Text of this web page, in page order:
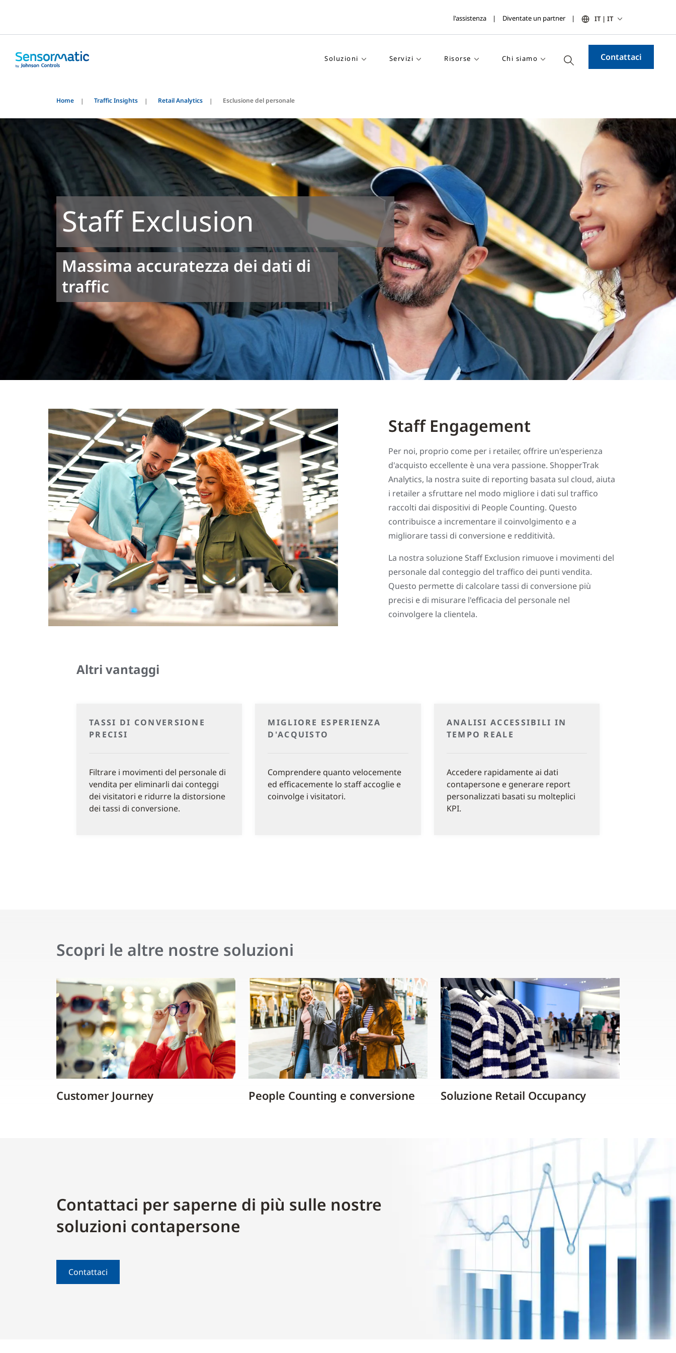
l'assistenza Diventate un partner IT | IT
Soluzioni Servizi Risorse Chi siamo Contattaci
Home Traffic Insights Retail Analytics Esclusione del personale
Staff Exclusion
Massima accuratezza dei dati di
traffic
Staff Engagement
Per noi, proprio come per i retailer, offrire un'esperienza
d'acquisto eccellente è una vera passione. ShopperTrak
Analytics, la nostra suite di reporting basata sul cloud, aiuta
i retailer a sfruttare nel modo migliore i dati sul traffico
raccolti dai dispositivi di People Counting. Questo
contribuisce a incrementare il coinvolgimento e a
migliorare tassi di conversione e redditività.
La nostra soluzione Staff Exclusion rimuove i movimenti del
personale dal conteggio del traffico dei punti vendita.
Questo permette di calcolare tassi di conversione più
precisi e di misurare l'efficacia del personale nel
coinvolgere la clientela.
Altri vantaggi
TASSI DI CONVERSIONE
PRECISI
Filtrare i movimenti del personale di
vendita per eliminarli dai conteggi
dei visitatori e ridurre la distorsione
dei tassi di conversione.
MIGLIORE ESPERIENZA
D'ACQUISTO
Comprendere quanto velocemente
ed efficacemente lo staff accoglie e
coinvolge i visitatori.
ANALISI ACCESSIBILI IN
TEMPO REALE
Accedere rapidamente ai dati
contapersone e generare report
personalizzati basati su molteplici
KPI.
Scopri le altre nostre soluzioni
Customer Journey People Counting e conversione Soluzione Retail Occupancy
Contattaci per saperne di più sulle nostre
soluzioni contapersone
Contattaci